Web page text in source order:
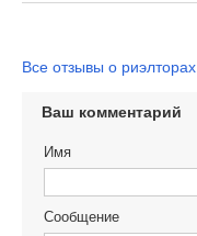
Все отзывы о риэлторах
Ваш комментарий
Имя
Сообщение